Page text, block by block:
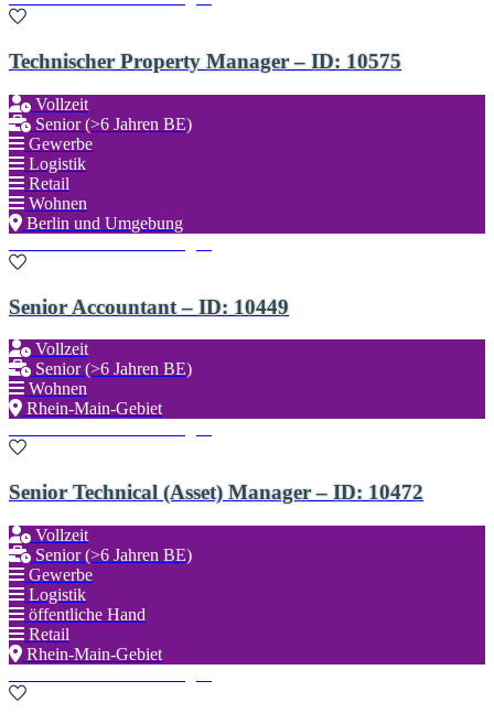
Technischer Property Manager – ID: 10575
Vollzeit
Senior (>6 Jahren BE)
Gewerbe
Logistik
Retail
Wohnen
Berlin und Umgebung
Senior Accountant – ID: 10449
Vollzeit
Senior (>6 Jahren BE)
Wohnen
Rhein-Main-Gebiet
Senior Technical (Asset) Manager – ID: 10472
Vollzeit
Senior (>6 Jahren BE)
Gewerbe
Logistik
öffentliche Hand
Retail
Rhein-Main-Gebiet